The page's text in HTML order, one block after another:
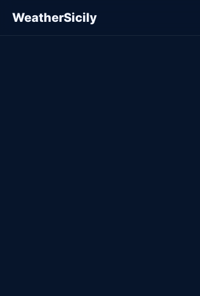
WeatherSicily